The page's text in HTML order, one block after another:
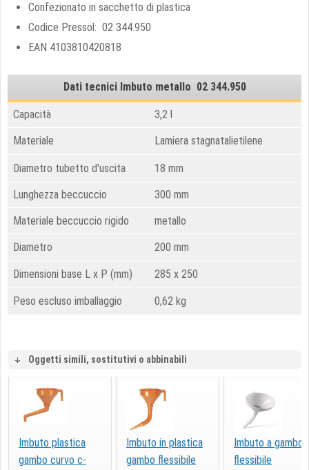
Confezionato in sacchetto di plastica
Codice Pressol: 02 344.950
EAN 4103810420818
Dati tecnici Imbuto metallo 02 344.950
Capacità
3,2 l
Materiale
Lamiera stagnatalietilene
Diametro tubetto d'uscita
18 mm
Lunghezza beccuccio
300 mm
Materiale beccuccio rigido
metallo
Diametro
200 mm
Dimensioni base L x P (mm) 285 x 250
Peso escluso imballaggio 0,62 kg
Oggetti simili, sostitutivi o abbinabili
Imbuto plastica
gambo curvo c-
Imbuto in plastica
gambo flessibile
Imbuto a gambo
flessibile